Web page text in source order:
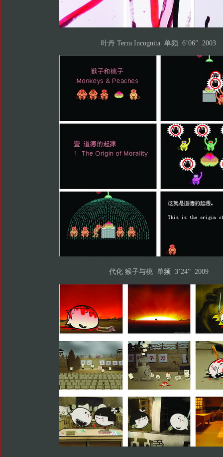
叶丹 Terra Incognita 单频 6’06” 2003
代化 猴子与桃 单频 3’24” 2009